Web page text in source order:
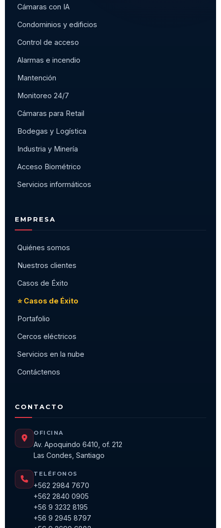
Cámaras con IA
Condominios y edificios
Control de acceso
Alarmas e incendio
Mantención
Monitoreo 24/7
Cámaras para Retail
Bodegas y Logística
Industria y Minería
Acceso Biométrico
Servicios informáticos
EMPRESA
Quiénes somos
Nuestros clientes
Casos de Éxito
⭐ Casos de Éxito
Portafolio
Cercos eléctricos
Servicios en la nube
Contáctenos
CONTACTO
OFICINA
Av. Apoquindo 6410, of. 212
Las Condes, Santiago
TELÉFONOS
+562 2984 7670
+562 2840 0905
+56 9 3232 8195
+56 9 2945 8797